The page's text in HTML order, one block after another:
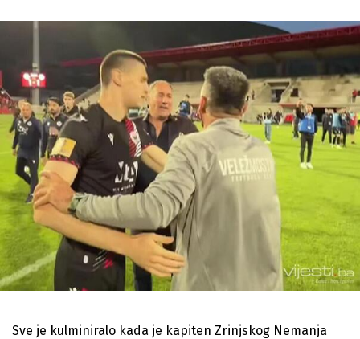
Sve je kulminiralo kada je kapiten Zrinjskog Nemanja